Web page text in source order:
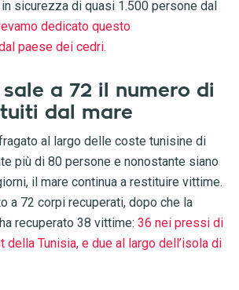
sicurezza di quasi 1.500 persone dal
dedicato questo
paese dei cedri.
sale a 72 il numero di
dal mare
al largo delle coste tunisine di
più di 80 persone e nonostante siano
il mare continua a restituire vittime.
a 72 corpi recuperati, dopo che la
recuperato 38 vittime: 36 nei pressi di
della Tunisia, e due al largo dell’isola di